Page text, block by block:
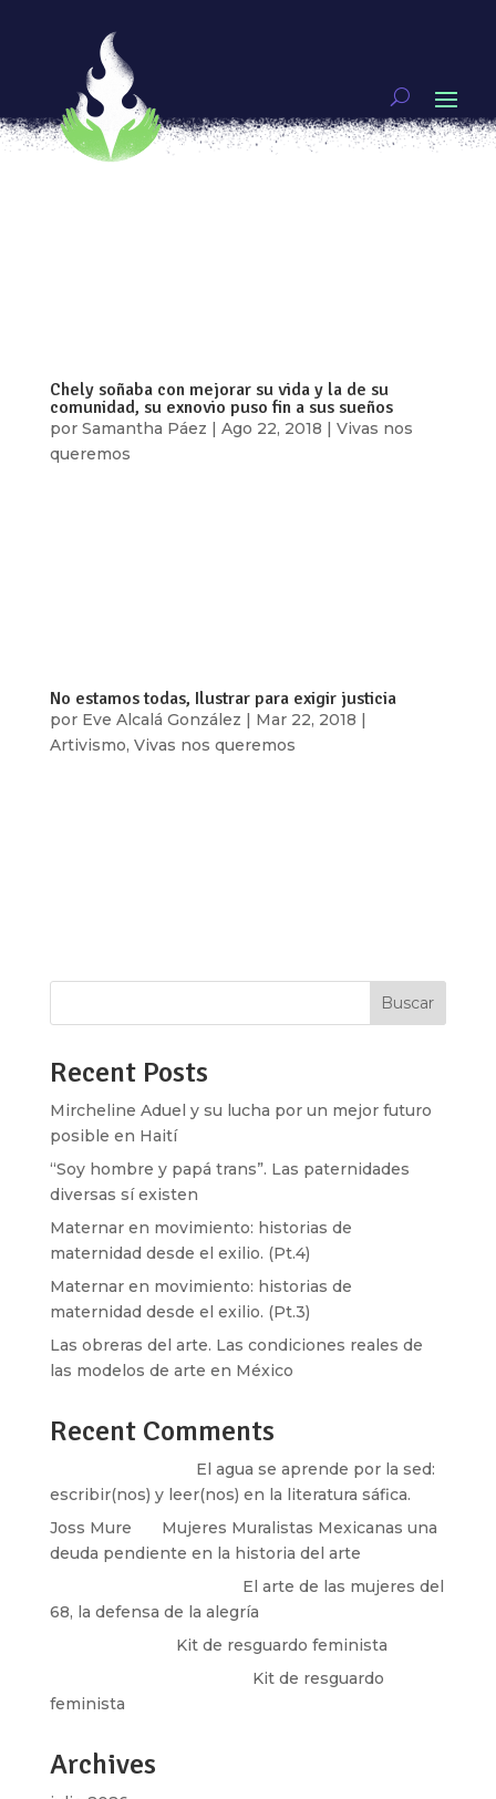
Comando Colibrí: El brazo armado del feminismo
porFernanda Muñoz
JUEGA
COMO NIÑA,Video
[vc_row type=»in_container»
Chely soñaba con mejorar su vida y la de su
comunidad, su exnovio puso fin a sus sueños
por Samantha Páez | Ago 22, 2018 | Vivas nos
queremos
No estamos todas, Ilustrar para exigir justicia
por Eve Alcalá González | Mar 22, 2018 |
Artivismo, Vivas nos queremos
Buscar
Recent Posts
Mircheline Aduel y su lucha por un mejor futuro
posible en Haití
“Soy hombre y papá trans”. Las paternidades
diversas sí existen
Maternar en movimiento: historias de
maternidad desde el exilio. (Pt.4)
Maternar en movimiento: historias de
maternidad desde el exilio. (Pt.3)
Las obreras del arte. Las condiciones reales de
las modelos de arte en México
Recent Comments
El agua se aprende por la sed:
escribir(nos) y leer(nos) en la literatura sáfica.
Joss Mure
Mujeres Muralistas Mexicanas una
deuda pendiente en la historia del arte
El arte de las mujeres del
68, la defensa de la alegría
Kit de resguardo feminista
Kit de resguardo
feminista
Archives